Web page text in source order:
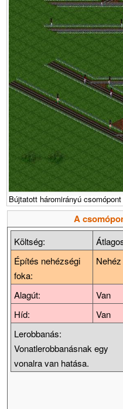
Bújtatott háromirányú csomópont
A
Költség:
Építés nehézségi
foka:
Nehéz
Alagút:
Van
Híd:
Van
Lerobbanás:
Vonatlerobbanásnak egy
vonalra van hatása.